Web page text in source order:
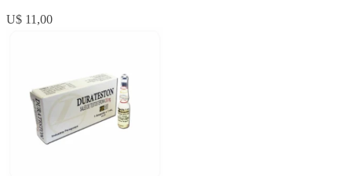
U$ 11,00